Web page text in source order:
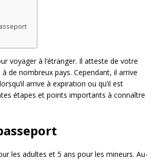
voyager à l’étranger. Il atteste de votre
de nombreux pays. Cependant, il arrive
arrive à expiration ou qu’il est
étapes et points importants à connaître
les adultes et 5 ans pour les mineurs. Au-